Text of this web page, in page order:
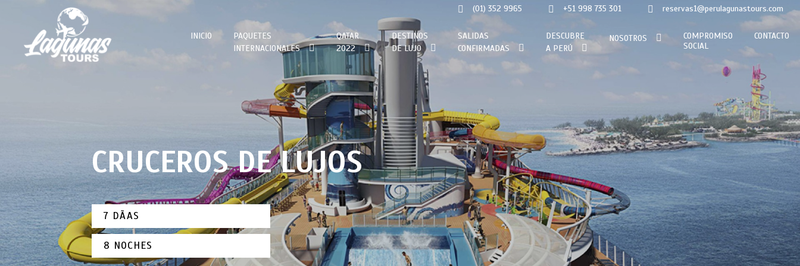
(01) 352 9965 +51 998 735 301 reservas1@perulagunastours.com
INICIO
PAQUETES
INTERNACIONALES
QATAR
2022
DESTINOS
DE LUJO
SALIDAS
CONFIRMADAS
DESCUBRE
A PERÚ
NOSOTROS
COMPROMISO
SOCIAL
CONTACTO
CANCÃŠN